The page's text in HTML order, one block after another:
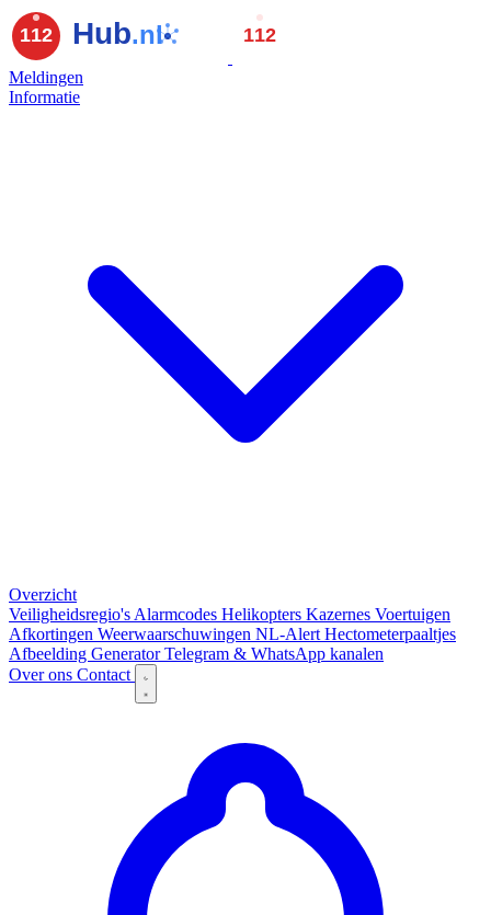
Meldingen
Informatie
Overzicht
Veiligheidsregio's Alarmcodes Helikopters Kazernes Voertuigen
Afkortingen Weerwaarschuwingen NL-Alert Hectometerpaaltjes
Afbeelding GeneratorTelegram & WhatsApp kanalen
Over ons Contact